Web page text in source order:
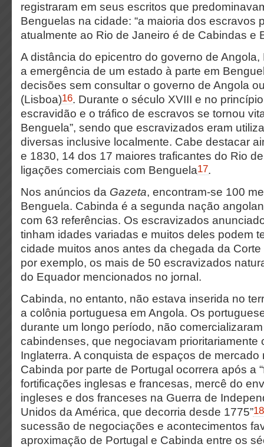
registraram em seus escritos que
Benguelas na cidade: “a maioria dos escravos
atualmente ao Rio de Janeiro é de Cabindas e
A distância do epicentro do governo de
a emergência de um estado à parte em
decisões sem consultar o governo de Angola
(Lisboa)16. Durante o século XVIII e no
escravidão e o tráfico de escravos se tornou
Benguela”, sendo que escravizados eram
diversas inclusive localmente. Cabe destacar
e 1830, 14 dos 17 maiores traficantes do Rio
ligações comerciais com Benguela17.
Nos anúncios da Gazeta, encontram-se 100
Benguela. Cabinda é a segunda nação
com 63 referências. Os escravizados
tinham idades variadas e muitos deles podem
cidade muitos anos antes da chegada da
por exemplo, os mais de 50 escravizados
do Equador mencionados no jornal.
Cabinda, no entanto, não estava inserida no
a colônia portuguesa em Angola. Os
durante um longo período, não
cabindenses, que negociavam prioritariamente
Inglaterra. A conquista de espaços de mercado
Cabinda por parte de Portugal ocorrera após a
fortificações inglesas e francesas, mercê do
ingleses e dos franceses na Guerra de
Unidos da América, que decorria desde 1775”18
sucessão de negociações e acontecimentos
aproximação de Portugal e Cabinda entre os